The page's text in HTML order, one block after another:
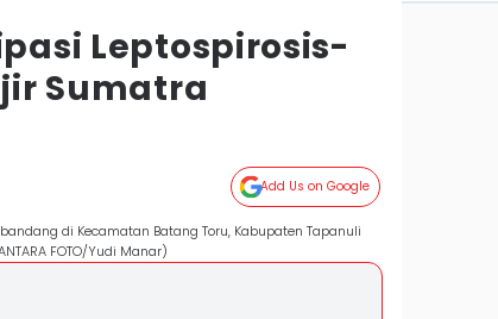
Leptospirosis-
Sumatra
Add Us on Google
di Kecamatan Batang Toru, Kabupaten Tapanuli
FOTO/Yudi Manar)